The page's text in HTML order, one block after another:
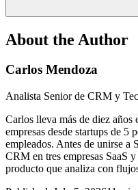
About the Author
Carlos Mendoza
Analista Senior de CRM y
Carlos lleva más de diez años
empresas desde startups de 5
empleados. Antes de unirse a
CRM en tres empresas SaaS
producto que analiza con